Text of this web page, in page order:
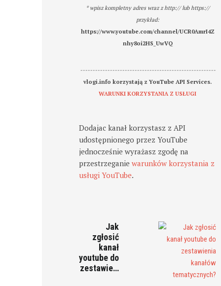
* wpisz kompletny adres wraz z http:// lub https://
przykład:
https://www.youtube.com/channel/UCR0AmrI4Z
nhy8oi2HS_UwVQ
-------------------------------------------------------
vlogi.info korzystają z YouTube API Services.
WARUNKI KORZYSTANIA Z USŁUGI
Dodajac kanał korzystasz z API
udostępnionego przez YouTube
jednocześnie wyrażasz zgodę na
przestrzeganiewarunków korzystania z
usługi YouTube.
Jak
zgłosić
kanał
youtube do
zestawie…